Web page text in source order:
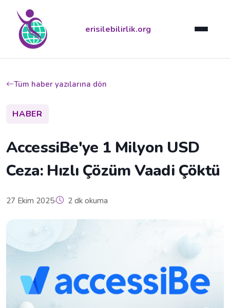
erisilebilirlik.org
Tüm haber yazılarına dön
HABER
AccessiBe'ye 1 Milyon USD
Ceza: Hızlı Çözüm Vaadi Çöktü
27 Ekim 2025· 2 dk okuma